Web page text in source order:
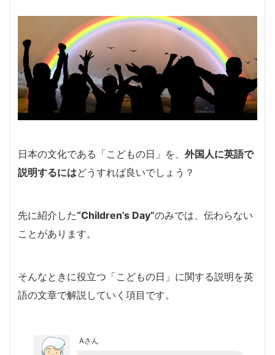
日本の文化である「こどもの日」を、 外国人に英語で
説明するにはどうすれば良いでしょう？
先に紹介した“Children’s Day”のみでは、伝わらない
ことがあります。
そんなときに役立つ「こどもの日」に関する説明を英
語の文章で解説していく項目です。
Aさん